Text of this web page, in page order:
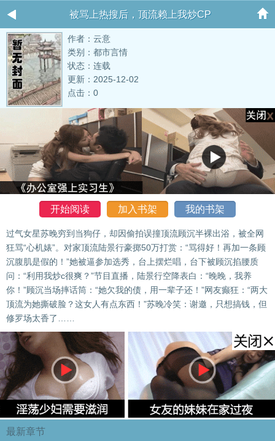
被骂上热搜后，顶流赖上我炒CP
作者：云意
类别：都市言情
状态：连载
更新：2025-12-02
点击：0
开始阅读 加入书架 我的书架
过气女星苏晚穷到当狗仔，却因偷拍误撞顶流顾沉半裸出浴，被全网
狂骂“心机婊”。对家顶流陆景行豪掷50万打赏：“骂得好！再加一条顾
沉腹肌是假的！”她被逼参加选秀，台上摆烂唱，台下被顾沉掐腰质
问：“利用我炒c很爽？”节目直播，陆景行空降表白：“晚晚，我养
你！”顾沉当场摔话筒：“她欠我的债，用一辈子还！”网友癫狂：“两大
顶流为她撕破脸？这女人有点东西！”苏晚冷笑：谢邀，只想搞钱，但
修罗场太香了……
最新章节